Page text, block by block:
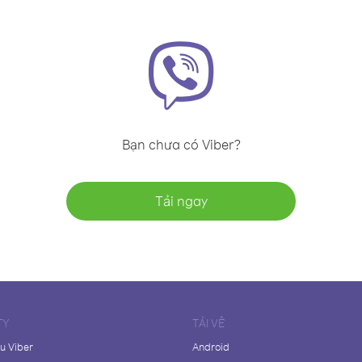
Bạn chưa có Viber?
Tải ngay
Viber
TẢI VỀ
Android